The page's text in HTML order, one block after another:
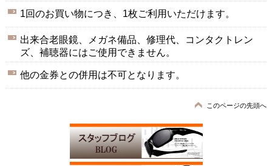
1回のお買い物につき、1枚ご利用いただけます。
出来合老眼鏡、メガネ備品、修理代、コンタクトレン
ズ、補聴器にはご使用できません。
他の金券との併用は不可となります。
このページの先頭へ